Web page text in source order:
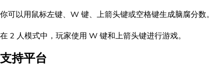
你可以用鼠标左键、W 键、上箭头键或空格键生成脑腐分数。
在 2 人模式中，玩家使用 W 键和上箭头键进行游戏。
支持平台